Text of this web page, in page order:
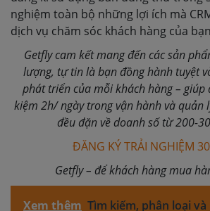
nghiệm toàn bộ những lợi ích mà
dịch vụ chăm sóc khách hàng của
Getfly cam kết mang đến các sản
lượng, tự tin là bạn đồng hành tuyệt
phát triển của mỗi khách hàng – giúp
kiệm 2h/ ngày trong vận hành và quản
đều đặn về doanh số từ 200-
ĐĂNG KÝ TRẢI NGHIỆM
Getfly – để khách hàng mua
Xem thêm Tìm kiếm, phân loại và